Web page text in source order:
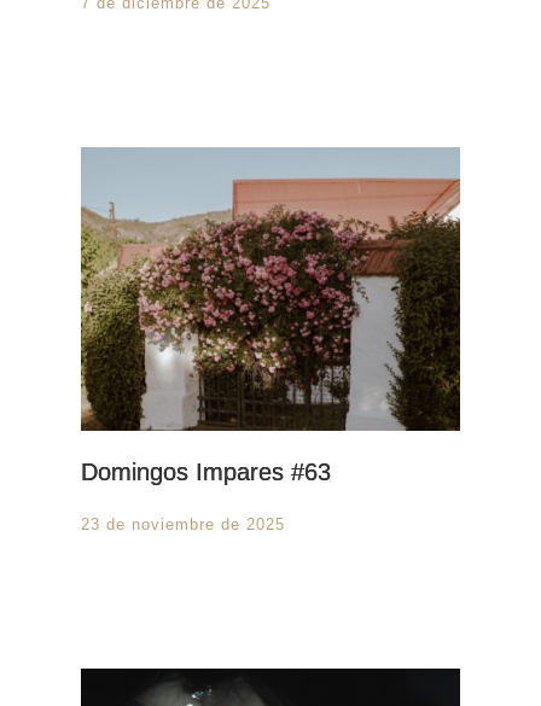
Domingos Impares #63
23 de noviembre de 2025